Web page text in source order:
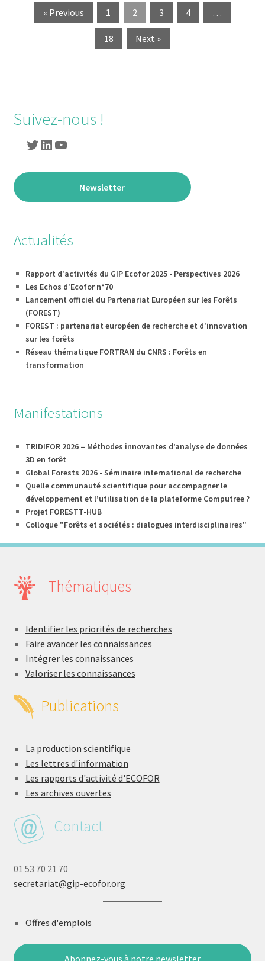
« Previous 1 2 3 4 …
18 Next »
Suivez-nous !
Twitter
LinkedIn
YouTube
Newsletter
Actualités
Rapport d'activités du GIP Ecofor 2025 - Perspectives 2026
Les Echos d'Ecofor n°70
Lancement officiel du Partenariat Européen sur les Forêts
(FOREST)
FOREST : partenariat européen de recherche et d'innovation
sur les forêts
Réseau thématique FORTRAN du CNRS : Forêts en
transformation
Manifestations
TRIDIFOR 2026 – Méthodes innovantes d’analyse de données
3D en forêt
Global Forests 2026 - Séminaire international de recherche
Quelle communauté scientifique pour accompagner le
développement et l’utilisation de la plateforme Computree ?
Projet FORESTT-HUB
Colloque "Forêts et sociétés : dialogues interdisciplinaires"
Thématiques
Identifier les priorités de recherches
Faire avancer les connaissances
Intégrer les connaissances
Valoriser les connaissances
Publications
La production scientifique
Les lettres d'information
Les rapports d'activité d'ECOFOR
Les archives ouvertes
Contact
01 53 70 21 70
secretariat@gip-ecofor.org
Offres d'emplois
Abonnez-vous à notre newsletter